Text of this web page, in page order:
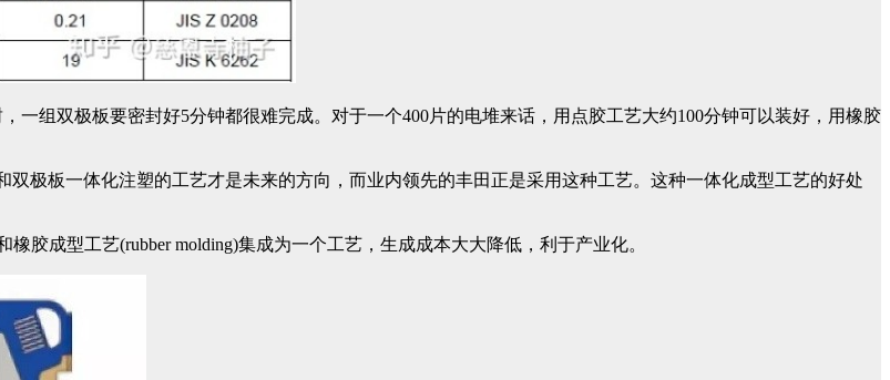
一组双极板要密封好5分钟都很难完成。对于一个400片的电堆来话，用点胶工艺大约100分钟可以装好，用橡胶
极板一体化注塑的工艺才是未来的方向，而业内领先的丰田正是采用这种工艺。这种一体化成型工艺的好处
胶成型工艺(rubber molding)集成为一个工艺，生成成本大大降低，利于产业化。